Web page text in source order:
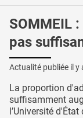
SOMMEIL
pas
Actualité publiée il y
La proportion
suffisamment
l’Université